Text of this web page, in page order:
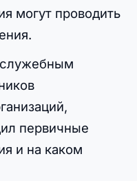
могут проводить
служебным
первичные
и на каком